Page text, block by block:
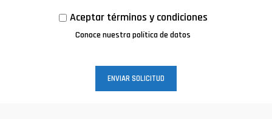
Aceptar términos y condiciones
Conoce nuestra política de datos